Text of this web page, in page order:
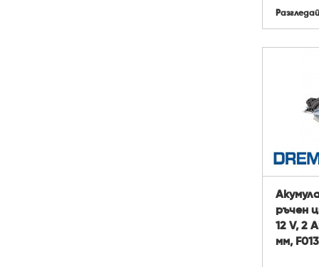
Разгледай
ръчен
12 V, 2
мм,